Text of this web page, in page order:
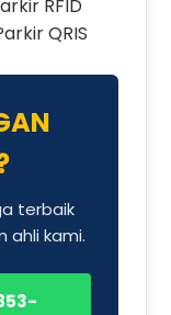
RFID
QRIS
terbaik
ahli kami.